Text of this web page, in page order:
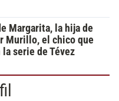
Margarita, la hija de
Murillo, el chico que
serie de Tévez